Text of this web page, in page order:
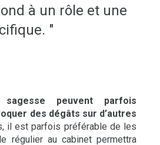
à un rôle et une
"
peuvent parfois
des dégâts sur d’autres
il est parfois préférable de les
régulier au cabinet permettra